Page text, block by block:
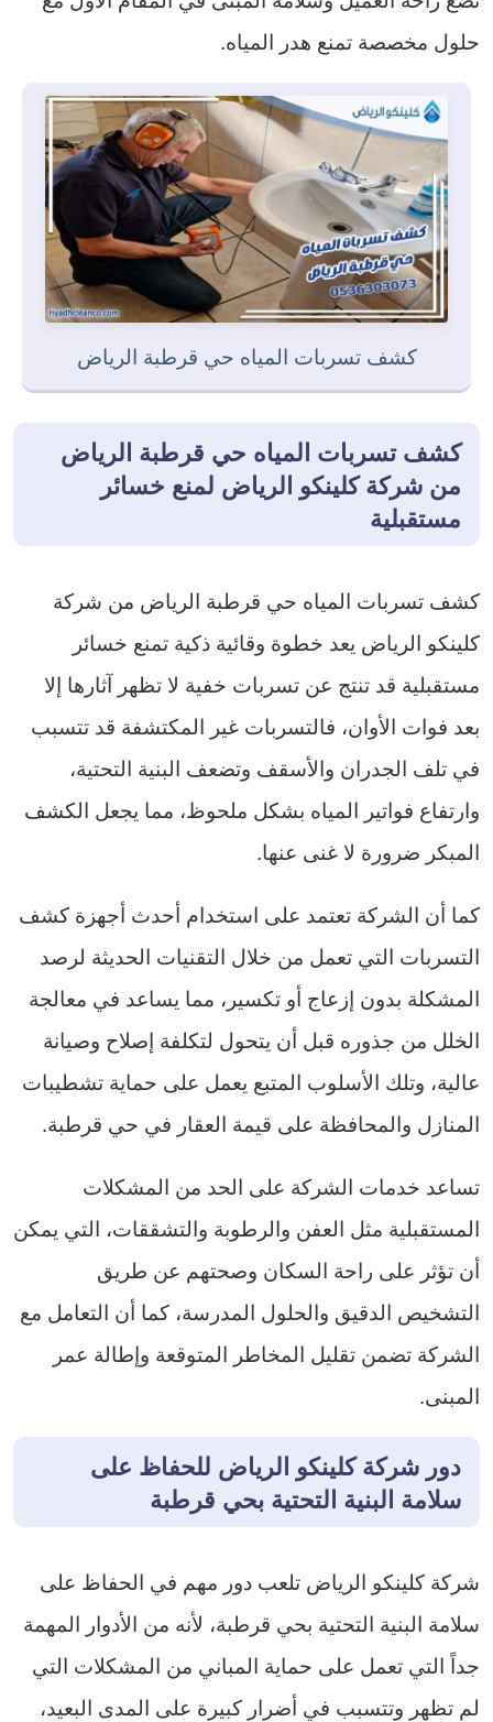
حلول مخصصة تمنع هدر المياه.
كشف تسربات المياه حي قرطبة الرياض
كشف تسربات المياه حي قرطبة الرياض
من شركة كلينكو الرياض لمنع خسائر
مستقبلية
كشف تسربات المياه حي قرطبة الرياض من شركة
كلينكو الرياض يعد خطوة وقائية ذكية تمنع خسائر
مستقبلية قد تنتج عن تسربات خفية لا تظهر آثارها إلا
بعد فوات الأوان، فالتسربات غير المكتشفة قد تتسبب
في تلف الجدران والأسقف وتضعف البنية التحتية،
وارتفاع فواتير المياه بشكل ملحوظ، مما يجعل الكشف
المبكر ضرورة لا غنى عنها.
كما أن الشركة تعتمد على استخدام أحدث أجهزة كشف
التسربات التي تعمل من خلال التقنيات الحديثة لرصد
المشكلة بدون إزعاج أو تكسير، مما يساعد في معالجة
الخلل من جذوره قبل أن يتحول لتكلفة إصلاح وصيانة
عالية، وتلك الأسلوب المتبع يعمل على حماية تشطيبات
المنازل والمحافظة على قيمة العقار في حي قرطبة.
تساعد خدمات الشركة على الحد من المشكلات
المستقبلية مثل العفن والرطوبة والتشققات، التي يمكن
أن تؤثر على راحة السكان وصحتهم عن طريق
التشخيص الدقيق والحلول المدرسة، كما أن التعامل مع
الشركة تضمن تقليل المخاطر المتوقعة وإطالة عمر
المبنى.
دور شركة كلينكو الرياض للحفاظ على
سلامة البنية التحتية بحي قرطبة
شركة كلينكو الرياض تلعب دور مهم في الحفاظ على
سلامة البنية التحتية بحي قرطبة، لأنه من الأدوار المهمة
جداً التي تعمل على حماية المباني من المشكلات التي
لم تظهر وتتسبب في أضرار كبيرة على المدى البعيد،